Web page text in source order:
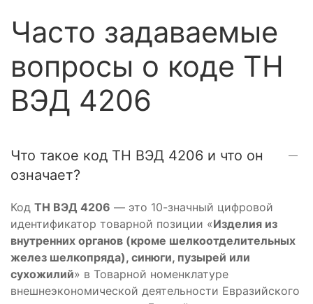
Часто задаваемые
вопросы о коде ТН
ВЭД 4206
Что такое код ТН ВЭД 4206 и что он
означает?
Код ТН ВЭД 4206 — это 10-значный цифровой
идентификатор товарной позиции «Изделия из
внутренних органов (кроме шелкоотделительных
желез шелкопряда), синюги, пузырей или
сухожилий» в Товарной номенклатуре
внешнеэкономической деятельности Евразийского